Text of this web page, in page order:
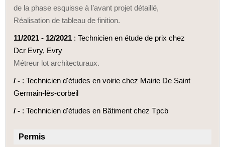
de la phase esquisse à l’avant projet détaillé,
Réalisation de tableau de finition.
11/2021 - 12/2021 : Technicien en étude de prix chez
Dcr Evry, Evry
Métreur lot architecturaux.
/ - : Technicien d'études en voirie chez Mairie De Saint
Germain-lès-corbeil
/ - : Technicien d'études en Bâtiment chez Tpcb
Permis